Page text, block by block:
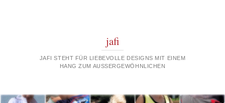
jafi
JAFI STEHT FÜR LIEBEVOLLE DESIGNS MIT EINEM
HANG ZUM AUSSERGEWÖHNLICHEN